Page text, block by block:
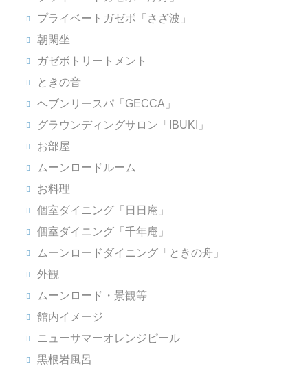
プライベートガゼボ「さざ波」
朝閑坐
ガゼボトリートメント
ときの音
ヘブンリースパ「GECCA」
グラウンディングサロン「IBUKI」
お部屋
ムーンロードルーム
お料理
個室ダイニング「日日庵」
個室ダイニング「千年庵」
ムーンロードダイニング「ときの舟」
外観
ムーンロード・景観等
館内イメージ
ニューサマーオレンジピール
黒根岩風呂